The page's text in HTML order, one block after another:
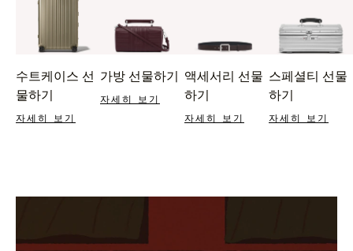
수트케이스 선
물하기
자세히 보기
가방 선물하기
자세히 보기
액세서리 선물
하기
자세히 보기
스페셜티 선물
하기
자세히 보기